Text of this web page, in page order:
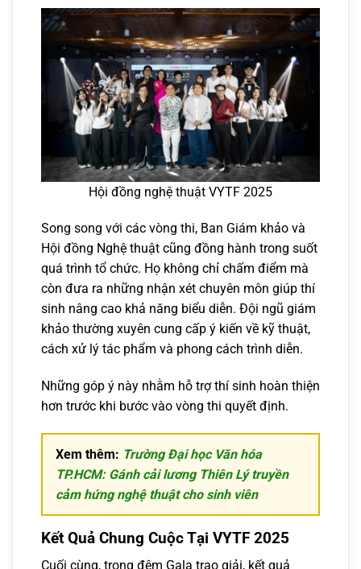
Hội đồng nghệ thuật VYTF 2025
Song song với các vòng thi, Ban Giám khảo và
Hội đồng Nghệ thuật cũng đồng hành trong suốt
quá trình tổ chức. Họ không chỉ chấm điểm mà
còn đưa ra những nhận xét chuyên môn giúp thí
sinh nâng cao khả năng biểu diễn. Đội ngũ giám
khảo thường xuyên cung cấp ý kiến về kỹ thuật,
cách xử lý tác phẩm và phong cách trình diễn.
Những góp ý này nhằm hỗ trợ thí sinh hoàn thiện
hơn trước khi bước vào vòng thi quyết định.
Xem thêm: Trường Đại học Văn hóa
TP.HCM: Gánh cải lương Thiên Lý truyền
cảm hứng nghệ thuật cho sinh viên
Kết Quả Chung Cuộc Tại VYTF 2025
Cuối cùng, trong đêm Gala trao giải, kết quả